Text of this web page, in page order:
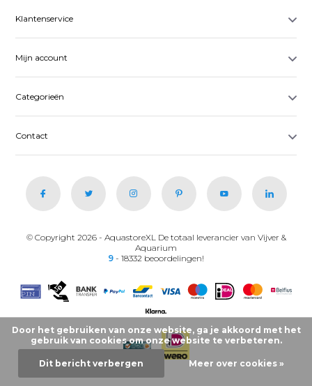
Klantenservice
Mijn account
Categorieën
Contact
© Copyright 2026 - AquastoreXL De totaal leverancier van Vijver &
Aquarium
9 - 18332 beoordelingen!
Door het gebruiken van onze website, ga je akkoord met het
gebruik van cookies om onze website te verbeteren.
Dit bericht verbergen Meer over cookies »